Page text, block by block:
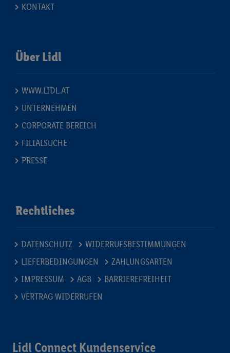
KONTAKT
Über Lidl
WWW.LIDL.AT
UNTERNEHMEN
CORPORATE BEREICH
FILIALSUCHE
PRESSE
Rechtliches
DATENSCHUTZ
WIDERRUFSBESTIMMUNGEN
LIEFERBEDINGUNGEN
ZAHLUNGSARTEN
IMPRESSUM
AGB
BARRIEREFREIHEIT
VERTRAG WIDERRUFEN
Lidl Connect Kundenservice